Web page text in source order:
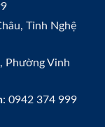
Tỉnh Nghệ
Phường Vinh
: 0942 374 999